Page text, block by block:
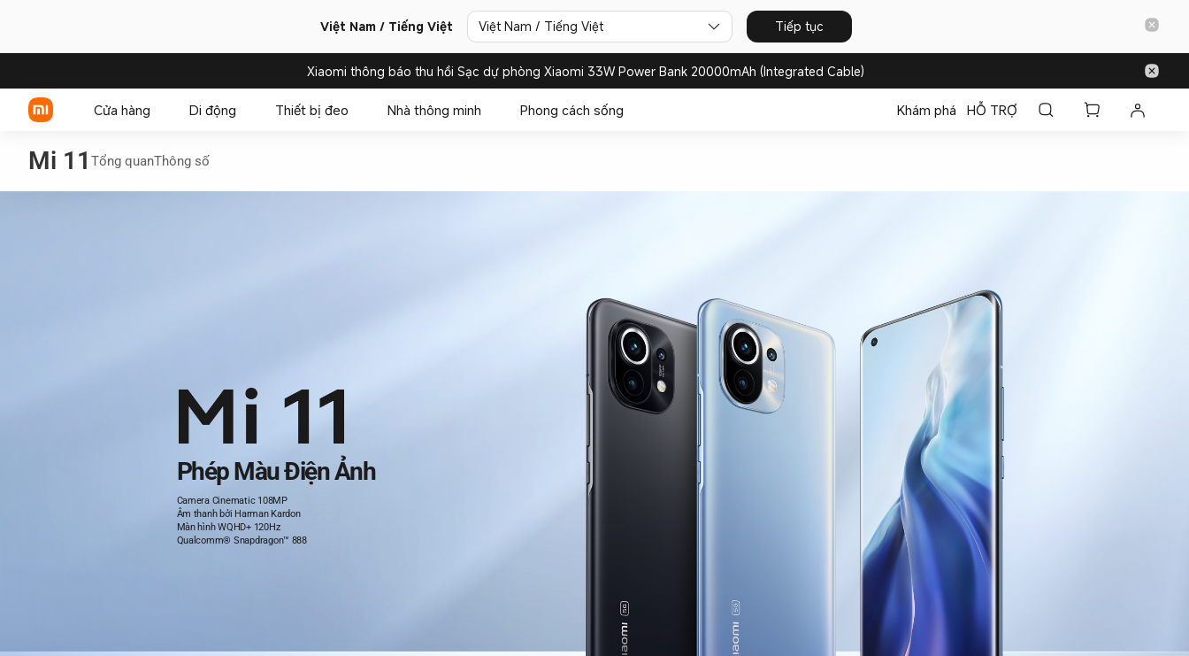
Việt Nam / Tiếng Việt Việt Nam / Tiếng Việt Tiếp tục
Xiaomi thông báo thu hồi Sạc dự phòng Xiaomi 33W Power Bank 20000mAh (Integrated Cable)
Cửa hàng Di động Thiết bị đeo Nhà thông minh Phong cách sống Khám phá HỖ TRỢ
Mi 11 Tổng quanThông số
Phép Màu Điện Ảnh
Camera Cinematic 108MP
Âm thanh bởi Harman Kardon
Màn hình WQHD+ 120Hz
Qualcomm® Snapdragon™ 888